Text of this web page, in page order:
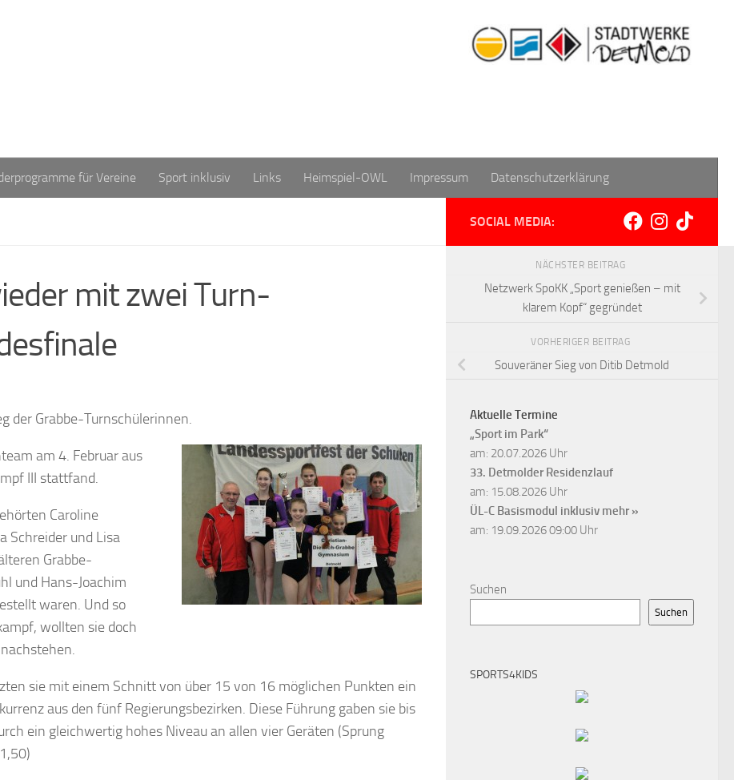
für Vereine Sport inklusiv Links Heimspiel-OWL Impressum Datenschutzerklärung
mit zwei Turn-
der Grabbe-Turnschülerinnen.
am 4. Februar aus
III stattfand.
Caroline
Schreider und Lisa
Grabbe-
und Hans-Joachim
waren. Und so
wollten sie doch
sie mit einem Schnitt von über 15 von 16 möglichen Punkten ein
aus den fünf Regierungsbezirken. Diese Führung gaben sie bis
ein gleichwertig hohes Niveau an allen vier Geräten (Sprung
SOCIAL MEDIA:
NÄCHSTER BEITRAG
Netzwerk SpoKK „Sport genießen – mit
klarem Kopf“ gegründet
VORHERIGER BEITRAG
Souveräner Sieg von Ditib Detmold
Aktuelle Termine
„Sport im Park“
am: 20.07.2026 Uhr
33. Detmolder Residenzlauf
am: 15.08.2026 Uhr
ÜL-C Basismodul inklusiv mehr »
am: 19.09.2026 09:00 Uhr
Suchen
Suchen
SPORTS4KIDS